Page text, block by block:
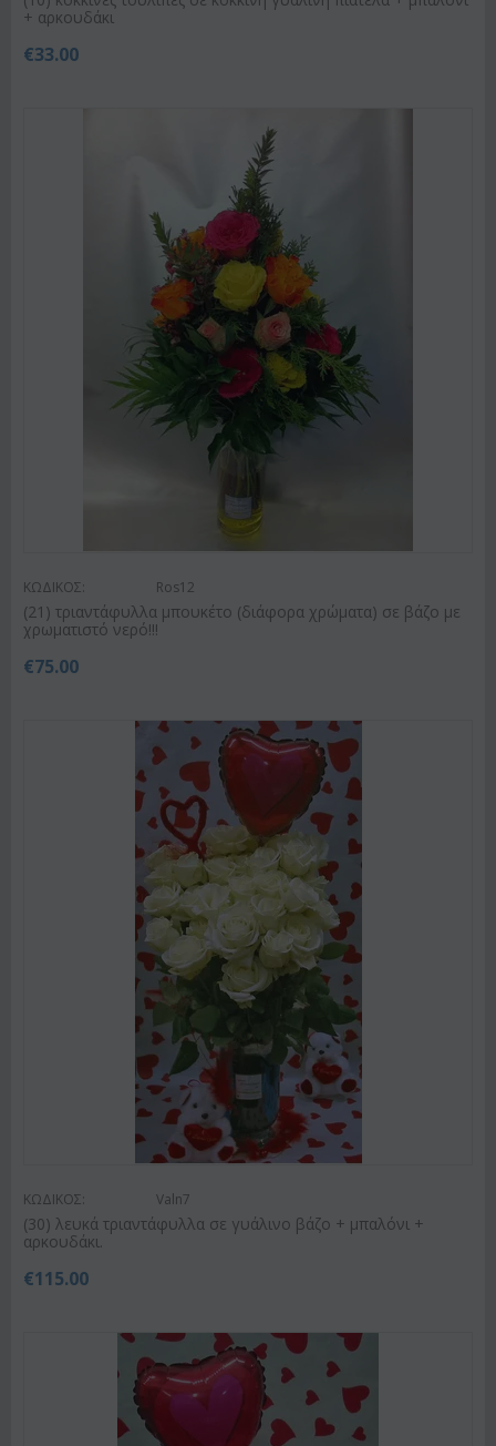
+ αρκουδάκι
€33.00
ΚΩΔΙΚΟΣ: Ros12
(21) τριαντάφυλλα μπουκέτο (διάφορα χρώματα) σε βάζο με
χρωματιστό νερό!!!
€75.00
ΚΩΔΙΚΟΣ: Valn7
(30) λευκά τριαντάφυλλα σε γυάλινο βάζο + μπαλόνι +
αρκουδάκι.
€115.00